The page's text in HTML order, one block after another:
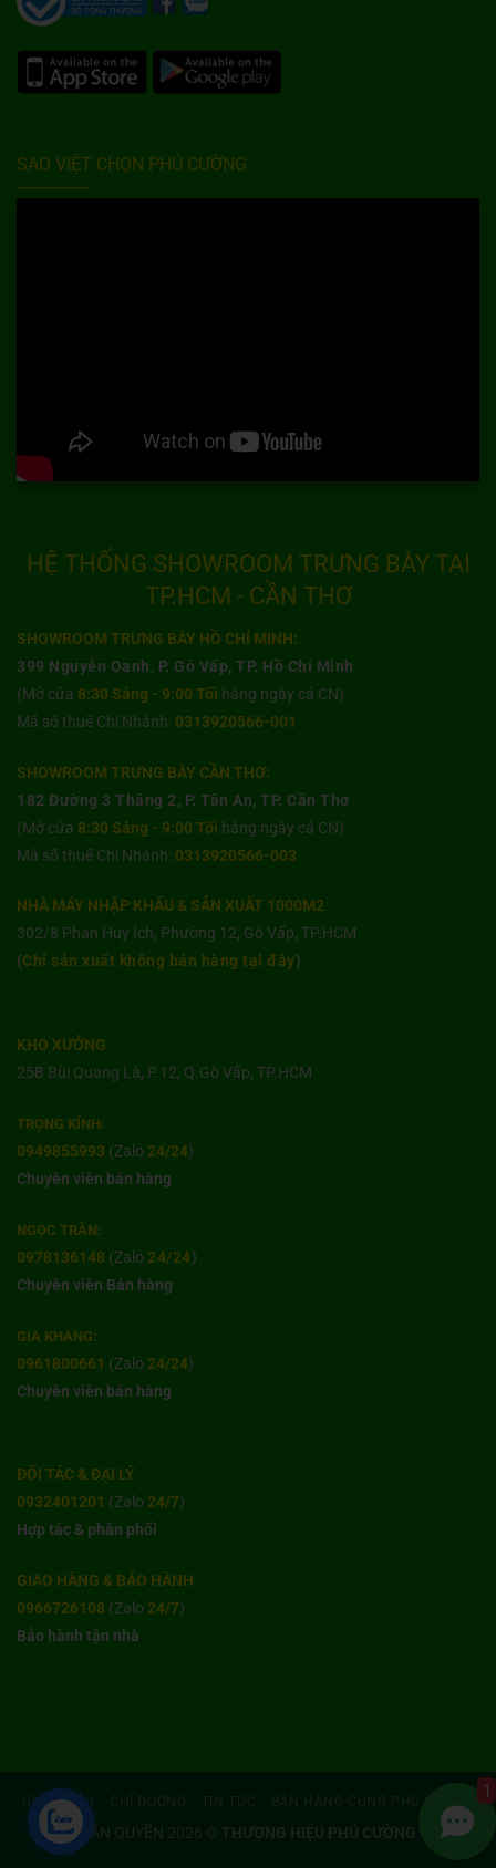
SAO VIỆT CHỌN PHÚ CƯỜNG
HỆ THỐNG SHOWROOM TRƯNG BÀY TẠI
TP.HCM - CẦN THƠ
SHOWROOM TRƯNG BÀY HỒ CHÍ MINH:
399 Nguyễn Oanh, P. Gò Vấp, TP. Hồ Chí Minh
(Mở cửa 8:30 Sáng - 9:00 Tối hàng ngày cả CN)
Mã số thuế Chi Nhánh: 0313920566-001
SHOWROOM TRƯNG BÀY CẦN THƠ:
182 Đường 3 Tháng 2, P. Tân An, TP. Cần Thơ
(Mở cửa 8:30 Sáng - 9:00 Tối hàng ngày cả CN)
Mã số thuế Chi Nhánh: 0313920566-003
NHÀ MÁY NHẬP KHẨU & SẢN XUẤT 1000M2
302/8 Phan Huy Ích, Phường 12, Gò Vấp, TP.HCM
(Chỉ sản xuất không bán hàng tại đây)
KHO XƯỞNG :
25B Bùi Quang Là, P.12, Q.Gò Vấp, TP.HCM
TRỌNG KÍNH:
0949855993 (Zalo 24/24)
Chuyên viên bán hàng
NGỌC TRÂN:
0978136148 (Zalo 24/24)
Chuyên viên Bán hàng
GIA KHANG:
0961800661 (Zalo 24/24)
Chuyên viên bán hàng
ĐỐI TÁC & ĐẠI LÝ
0932401201 (Zalo 24/7)
Hợp tác & phân phối
GIAO HÀNG & BẢO HÀNH
0966726108 (Zalo 24/7)
Bảo hành tận nhà
GIỚI THIỆU
BẢN QUYỀN 2026 © THƯƠNG HIỆU PHÚ CƯỜNG
1